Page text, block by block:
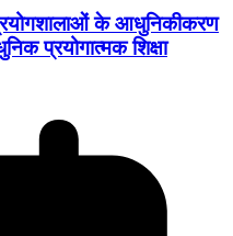
के आधुनिकीकरण
प्रयोगात्मक शिक्षा